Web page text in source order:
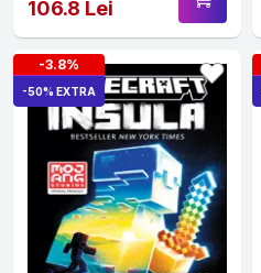
106.8 Lei
-3.8%
-50% EXTRA